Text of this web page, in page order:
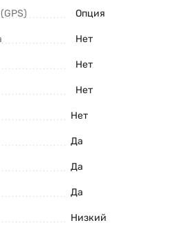
Опция
Нет
Нет
Нет
Нет
Да
Да
Да
Низкий